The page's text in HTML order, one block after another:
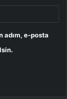
adım, e-posta